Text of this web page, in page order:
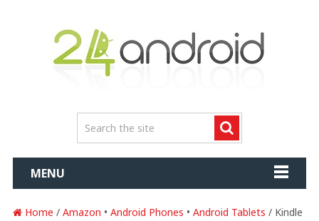
MENU
Home / Amazon • Android Phones • Android Tablets / Kindle